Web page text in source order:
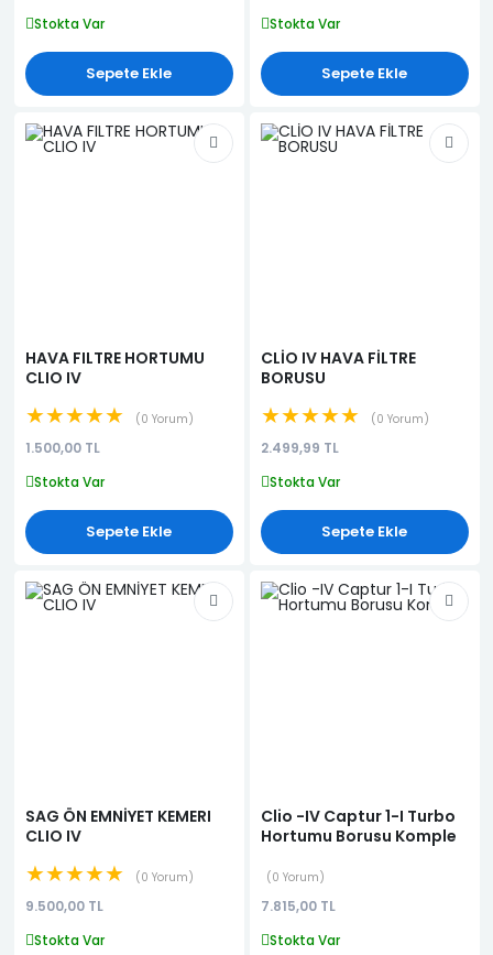
Stokta Var
Sepete Ekle
Stokta Var
Sepete Ekle
HAVA FILTRE HORTUMU
CLIO IV
★★★★★ 0 Yorum
1.500,00 TL
Stokta Var
Sepete Ekle
CLİO IV HAVA FİLTRE
BORUSU
★★★★★ 0 Yorum
2.499,99 TL
Stokta Var
Sepete Ekle
SAG ÖN EMNİYET KEMERI
CLIO IV
★★★★★ 0 Yorum
9.500,00 TL
Stokta Var
Clio -IV Captur 1-I Turbo
Hortumu Borusu Komple
0 Yorum
7.815,00 TL
Stokta Var